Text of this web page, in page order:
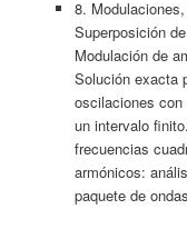
8.
Superposición
Modulación de
Solución exacta
oscilaciones
un intervalo
frecuencias
armónicos:
paquete de